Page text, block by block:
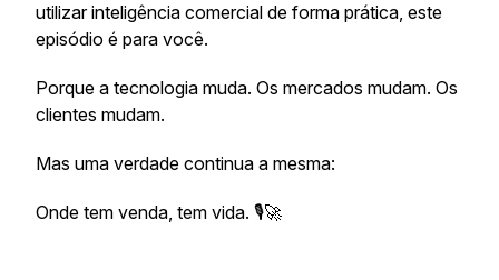
utilizar inteligência comercial de forma prática, este
episódio é para você.
Porque a tecnologia muda. Os mercados mudam. Os
clientes mudam.
Mas uma verdade continua a mesma:
Onde tem venda, tem vida. 🎙️🚀